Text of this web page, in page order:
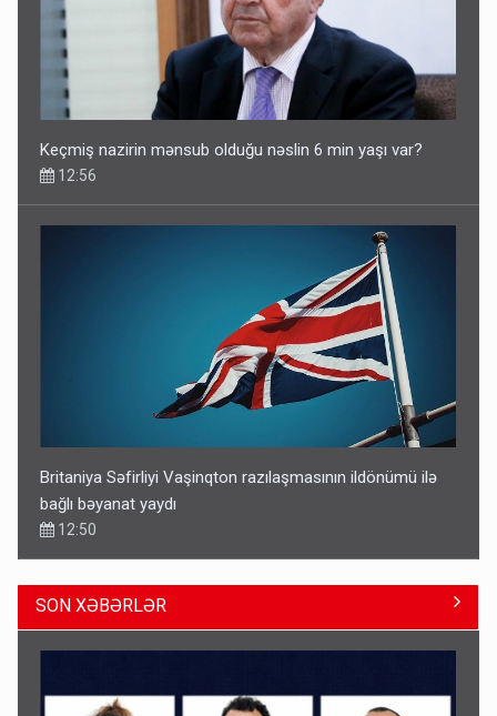
Keçmiş nazirin mənsub olduğu nəslin 6 min yaşı var?
12:56
Britaniya Səfirliyi Vaşinqton razılaşmasının ildönümü ilə
bağlı bəyanat yaydı
12:50
SON XƏBƏRLƏR